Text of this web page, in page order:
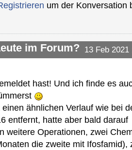
um der Konversation
im Forum? 13 Feb 2021
hast! Und ich finde es
ähnlichen Verlauf wie bei
entfernt, hatte aber bald darauf
weitere Operationen, zwei
die zweite mit Ifosfamid),